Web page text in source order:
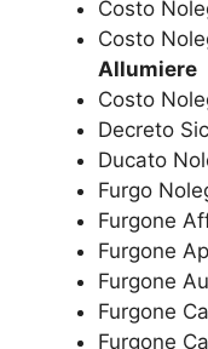
Costo
Costo
Allumiere
Costo
Decreto
Ducato
Furgo
Furgone
Furgone
Furgone
Furgone
Furgone